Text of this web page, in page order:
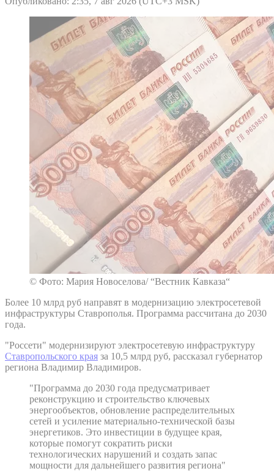
© Фото: Мария Новоселова/ “Вестник Кавказа“
Более 10 млрд руб направят в модернизацию электросетевой
инфраструктуры Ставрополья. Программа рассчитана до 2030
года.
"Россети" модернизируют электросетевую инфраструктуру
Ставропольского края за 10,5 млрд руб, рассказал губернатор
региона Владимир Владимиров.
"Программа до 2030 года предусматривает
реконструкцию и строительство ключевых
энергообъектов, обновление распределительных
сетей и усиление материально-технической базы
энергетиков. Это инвестиции в будущее края,
которые помогут сократить риски
технологических нарушений и создать запас
мощности для дальнейшего развития региона"